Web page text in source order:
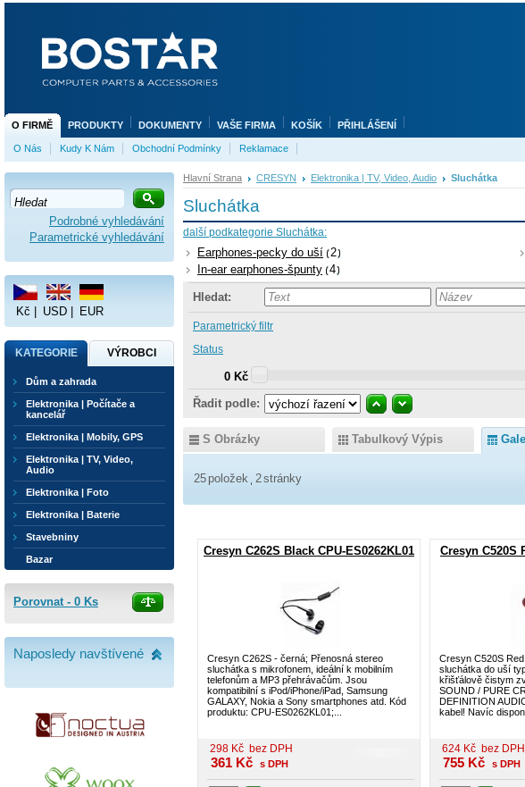
Hlavní Strana CRESYN Elektronika | TV, Video, Audio Sluchátka
Sluchátka
další podkategorie Sluchátka:
Earphones-pecky do uší 2
In-ear earphones-špunty 4
Hledat:
Parametrický filtr
Status
0 Kč
Řadit podle:
S Obrázky Tabulkový Výpis
25 položek 2stránky
Cresyn C262S Black CPU-ES0262KL01
Cresyn C262S - černá; Přenosná stereo
sluchátka s mikrofonem, ideální k mobilním
telefonům a MP3 přehrávačům. Jsou
kompatibilní s iPod/iPhone/iPad, Samsung
GALAXY, Nokia a Sony smartphones atd. Kód
produktu: CPU-ES0262KL01;...
298 Kč bez DPH
361 Kč s DPH
Cresyn C520S
Cresyn C520S
sluchátka do uší
křišťálově čistym
SOUND / PURE
DEFINITION
kabel! Navíc
624 Kč bez DPH
755 Kč s DPH
Podrobné vyhledávání
Parametrické vyhledávání
Kč USD EUR
KATEGORIE VÝROBCI
Dům a zahrada
Elektronika | Počítače a
kancelář
Elektronika | Mobily, GPS
Elektronika | TV, Video,
Audio
Elektronika | Foto
Elektronika | Baterie
Stavebniny
Bazar
Porovnat - 0 Ks
Naposledy navštívené
O FIRMĚ PRODUKTY DOKUMENTY VAŠE FIRMA KOŠÍK PŘIHLÁŠENÍ
O Nás Kudy K Nám Obchodní Podmínky Reklamace